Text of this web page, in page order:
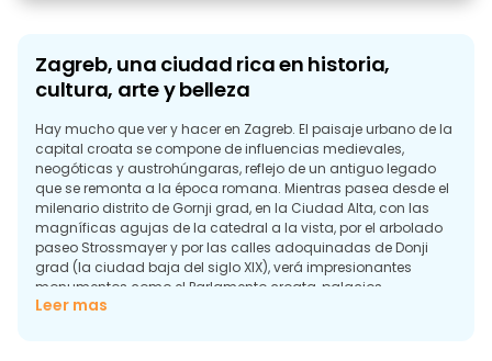
Zagreb, una ciudad rica en historia,
cultura, arte y belleza
Hay mucho que ver y hacer en Zagreb. El paisaje urbano de la
capital croata se compone de influencias medievales,
neogóticas y austrohúngaras, reflejo de un antiguo legado
que se remonta a la época romana. Mientras pasea desde el
milenario distrito de Gornji grad, en la Ciudad Alta, con las
magníficas agujas de la catedral a la vista, por el arbolado
paseo Strossmayer y por las calles adoquinadas de Donji
grad (la ciudad baja del siglo XIX), verá impresionantes
monumentos como el Parlamento croata, palacios
presidenciales, galerías, museos y teatros.
Leer mas